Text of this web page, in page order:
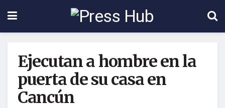
Ejecutan a hombre en la
puerta de su casa en
Cancún